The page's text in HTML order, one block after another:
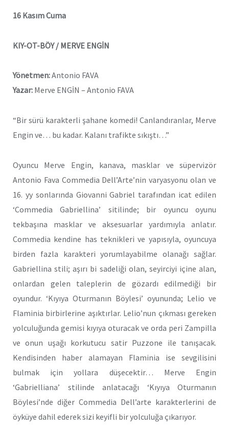
16 Kasım Cuma
KIY-OT-BÖY / MERVE ENGİN
Yönetmen:Antonio FAVA
Yazar: Merve ENGİN – Antonio FAVA
“Bir sürü karakterli şahane komedi! Canlandıranlar, Merve
Engin ve… bu kadar. Kalanı trafikte sıkıştı…”
Oyuncu Merve Engin, kanava, masklar ve süpervizör
Antonio Fava Commedia Dell’Arte’nin varyasyonu olan ve
16. yy sonlarında Giovanni Gabriel tarafından icat edilen
‘Commedia Gabriellina’ sitilinde; bir oyuncu oyunu
tekbaşına masklar ve aksesuarlar yardımıyla anlatır.
Commedia kendine has teknikleri ve yapısıyla, oyuncuya
birden fazla karakteri yorumlayabilme olanağı sağlar.
Gabriellina stili; aşırı bi sadeliği olan, seyirciyi içine alan,
onlardan gelen taleplerin de gözardı edilmediği bir
oyundur. ‘Kıyıya Oturmanın Böylesi’ oyununda; Lelio ve
Flaminia birbirlerine aşıktırlar. Lelio’nun çıkması gereken
yolculuğunda gemisi kıyıya oturacak ve orda peri Zampilla
ve onun uşağı korkutucu satir Puzzone ile tanışacak.
Kendisinden haber alamayan Flaminia ise sevgilisini
bulmak için yollara düşecektir… Merve Engin
‘Gabrielliana’ stilinde anlatacağı ‘Kıyıya Oturmanın
Böylesi’nde diğer Commedia Dell’arte karakterlerini de
öyküye dahil ederek sizi keyifli bir yolculuğa çıkarıyor.